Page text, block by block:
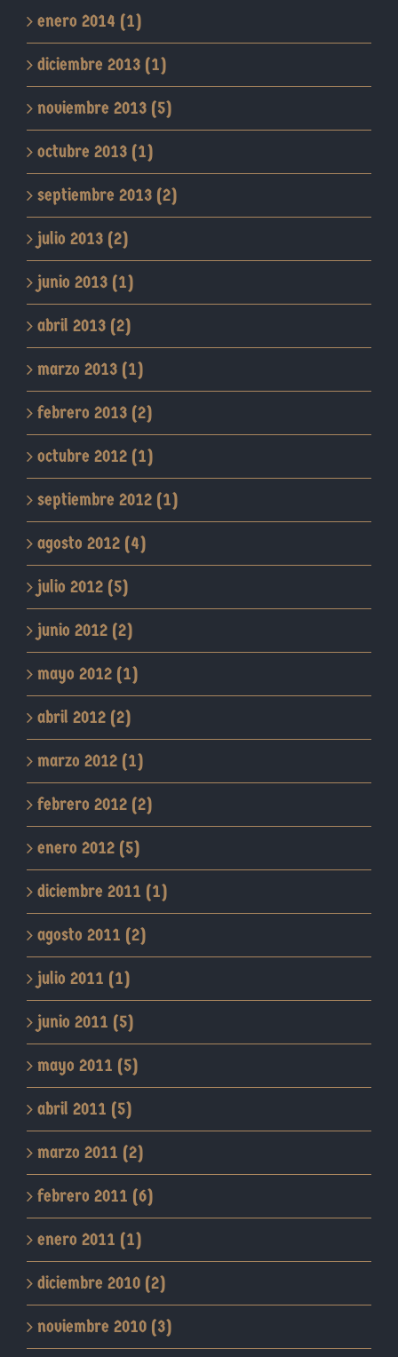
enero 2014 (1)
diciembre 2013 (1)
noviembre 2013 (5)
octubre 2013 (1)
septiembre 2013 (2)
julio 2013 (2)
junio 2013 (1)
abril 2013 (2)
marzo 2013 (1)
febrero 2013 (2)
octubre 2012 (1)
septiembre 2012 (1)
agosto 2012 (4)
julio 2012 (5)
junio 2012 (2)
mayo 2012 (1)
abril 2012 (2)
marzo 2012 (1)
febrero 2012 (2)
enero 2012 (5)
diciembre 2011 (1)
agosto 2011 (2)
julio 2011 (1)
junio 2011 (5)
mayo 2011 (5)
abril 2011 (5)
marzo 2011 (2)
febrero 2011 (6)
enero 2011 (1)
diciembre 2010 (2)
noviembre 2010 (3)